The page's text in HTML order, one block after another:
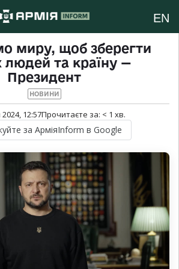
EN
миру, щоб зберегти
та країну —
Президент
НОВИНИ
12:57Прочитаєте за: < 1 хв.
за АрміяInform в Google